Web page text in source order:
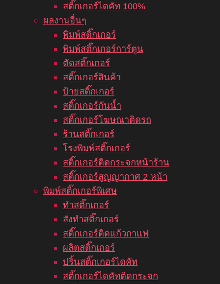
สติ๊กเกอร์ไดคัท 100%
ผลงานอื่นๆ
พิมพ์สติ๊กเกอร์
พิมพ์สติ๊กเกอร์การ์ตูน
ตัดสติ๊กเกอร์
สติ๊กเกอร์สินค้า
ป้ายสติ๊กเกอร์
สติ๊กเกอร์กันน้ำ
สติ๊กเกอร์โฆษณาติดรถ
ร้านสติ๊กเกอร์
โรงพิมพ์สติ๊กเกอร์
สติ๊กเกอร์ติดกระจกหน้าร้าน
สติ๊กเกอร์สูญญากาศ 2 หน้า
พิมพ์สติ๊กเกอร์พิเศษ
ทำสติ๊กเกอร์
สั่งทำสติ๊กเกอร์
สติ๊กเกอร์ติดแก้วกาแฟ
ผลิตสติ๊กเกอร์
ปริ้นสติ๊กเกอร์ไดคัท
สติ๊กเกอร์ไดคัทติดกระจก